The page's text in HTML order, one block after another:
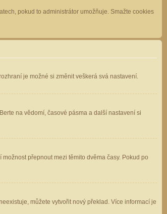
pokud to administrátor umožňuje. Smažte cookies
je možné si změnit veškerá svá nastavení.
na vědomí, časové pásma a další nastavení si
přepnout mezi těmito dvěma časy. Pokud po
můžete vytvořit nový překlad. Více informací je